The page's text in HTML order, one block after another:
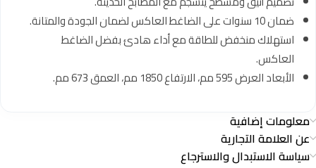
ضمان 10 سنوات على الضاغط العاكس لضمان الجودة والمتانة.
استهلاك منخفض للطاقة مع أداء هادئ بفضل الضاغط
العاكس.
الأبعاد العرض 595 مم، الارتفاع 1850 مم، العمق 673 مم.
معلومات إضافية
عن العلامة التجارية
سياسة الاستبدال والاسترجاع